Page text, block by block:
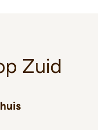
Zuid